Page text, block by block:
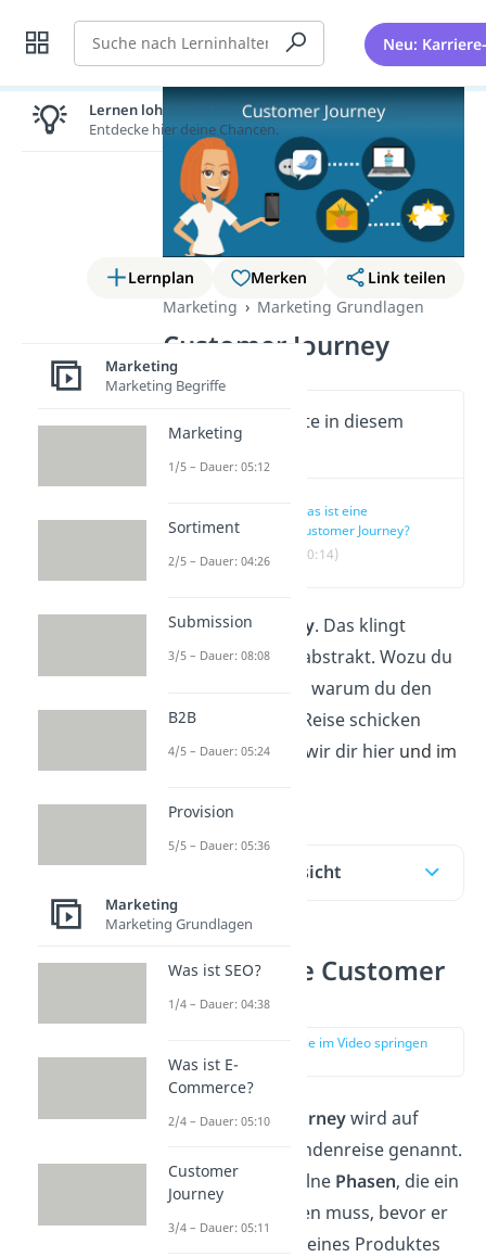
Suche Neu:
Lernplan Merken
Link teilen
Marketing
Marketing Grundlagen
Customer Journey
Wichtige Inhalte in diesem
Video
Was ist eine
Customer Journey?
(00:14)
Customer Journey. Das klingt
erstmal ziemlich abstrakt. Wozu du
das brauchst und warum du den
Kunden auf eine Reise schicken
solltest, erklären wir dir hier und im
Inhaltsübersicht
Was ist eine Customer
Journey?
zur Stelle im Video springen
DieCustomer Journeywird auf
Deutsch auch Kundenreise genannt.
Sie umfasst einzelne Phasen, die ein
Kunde durchlaufen muss, bevor er
sich für den Kauf eines Produktes
Lernen lohnt sich!
Entdecke hier deine Chancen.
Marketing
Marketing Begriffe
Marketing
1/5 – Dauer: 05:12
Sortiment
2/5 – Dauer: 04:26
Submission
3/5 – Dauer: 08:08
B2B
4/5 – Dauer: 05:24
Provision
5/5 – Dauer: 05:36
Marketing
Marketing Grundlagen
Was ist SEO?
1/4 – Dauer: 04:38
Was ist E-
Commerce?
2/4 – Dauer: 05:10
Customer
Journey
3/4 – Dauer: 05:11